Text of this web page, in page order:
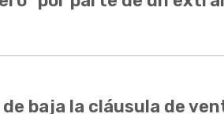
baja la cláusula de